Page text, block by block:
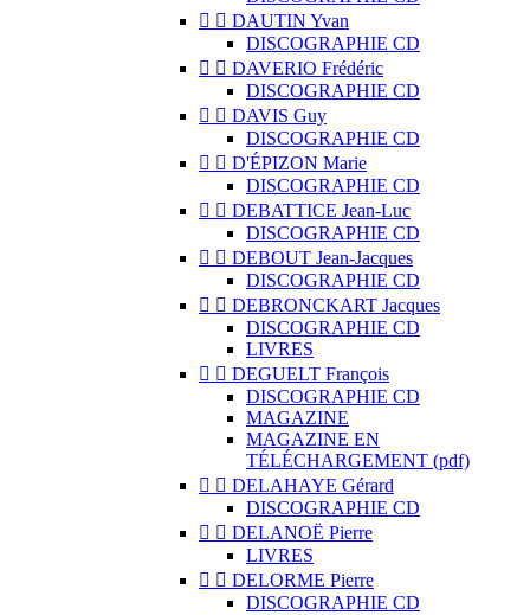
  DAUTIN Yvan
DISCOGRAPHIE CD
  DAVERIO Frédéric
DISCOGRAPHIE CD
  DAVIS Guy
DISCOGRAPHIE CD
  D'ÉPIZON Marie
DISCOGRAPHIE CD
  DEBATTICE Jean-Luc
DISCOGRAPHIE CD
  DEBOUT Jean-Jacques
DISCOGRAPHIE CD
  DEBRONCKART Jacques
DISCOGRAPHIE CD
LIVRES
  DEGUELT François
DISCOGRAPHIE CD
MAGAZINE
MAGAZINE EN
TÉLÉCHARGEMENT (pdf)
  DELAHAYE Gérard
DISCOGRAPHIE CD
  DELANOË Pierre
LIVRES
  DELORME Pierre
DISCOGRAPHIE CD